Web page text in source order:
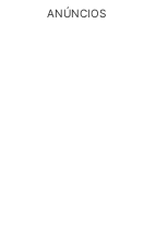
ANÚNCIOS